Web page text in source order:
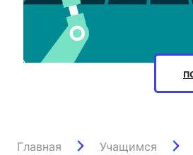
Корпоративная
программа СИБУРа
Главная
Учащимся